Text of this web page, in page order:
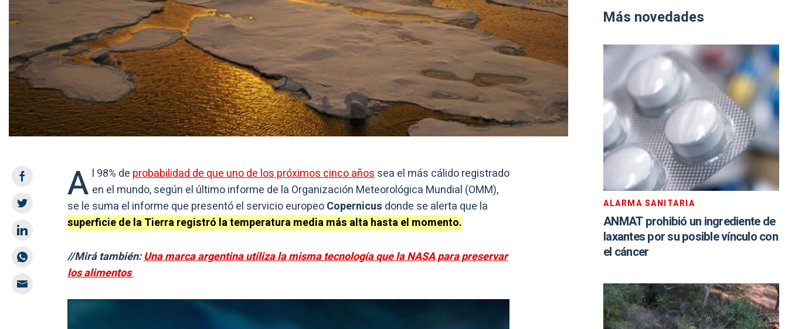
A l 98% de probabilidad de que uno de los próximos cinco añossea el más cálido registrado
en el mundo, según el último informe de la Organización Meteorológica Mundial (OMM),
se le suma el informe que presentó el servicio europeoCopernicus donde se alerta que la
superficie de la Tierra registró la temperatura media más alta hasta el momento.
//Mirá también:Una marca argentina utiliza la misma tecnología que la NASA para preservar
los alimentos
Más novedades
ALARMA SANITARIA
ANMAT prohibió un ingrediente de
laxantes por su posible vínculo con
el cáncer